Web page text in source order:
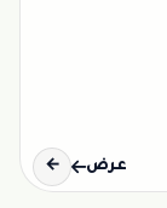
عرض ←